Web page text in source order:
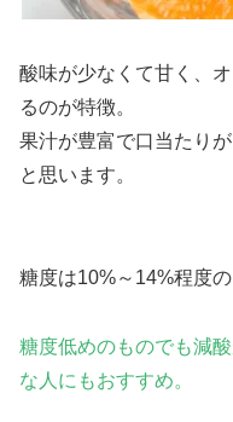
酸味が少なくて甘く、
るのが特徴。
果汁が豊富で口当たり
と思います。
糖度は10%～14%程度
糖度低めのものでも減
な人にもおすすめ。